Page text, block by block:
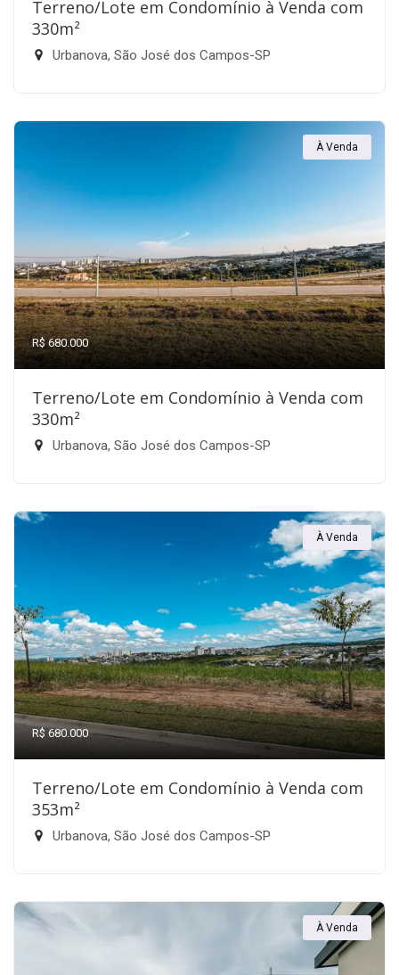
Terreno/Lote em Condomínio à Venda com
330m²
Urbanova, São José dos Campos-SP
À Venda
R$ 680.000
Terreno/Lote em Condomínio à Venda com
330m²
Urbanova, São José dos Campos-SP
À Venda
R$ 680.000
Terreno/Lote em Condomínio à Venda com
353m²
Urbanova, São José dos Campos-SP
À Venda